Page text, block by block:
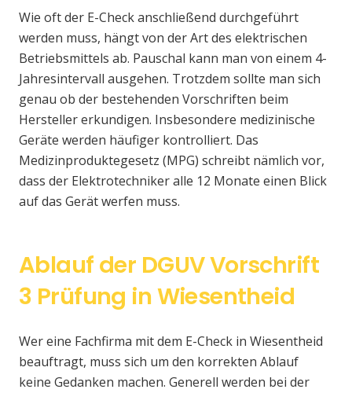
Wie oft der E-Check anschließend durchgeführt
werden muss, hängt von der Art des elektrischen
Betriebsmittels ab. Pauschal kann man von einem 4-
Jahresintervall ausgehen. Trotzdem sollte man sich
genau ob der bestehenden Vorschriften beim
Hersteller erkundigen. Insbesondere medizinische
Geräte werden häufiger kontrolliert. Das
Medizinproduktegesetz (MPG) schreibt nämlich vor,
dass der Elektrotechniker alle 12 Monate einen Blick
auf das Gerät werfen muss.
Ablauf der DGUV Vorschrift
3 Prüfung in Wiesentheid
Wer eine Fachfirma mit dem E-Check in Wiesentheid
beauftragt, muss sich um den korrekten Ablauf
keine Gedanken machen. Generell werden bei der